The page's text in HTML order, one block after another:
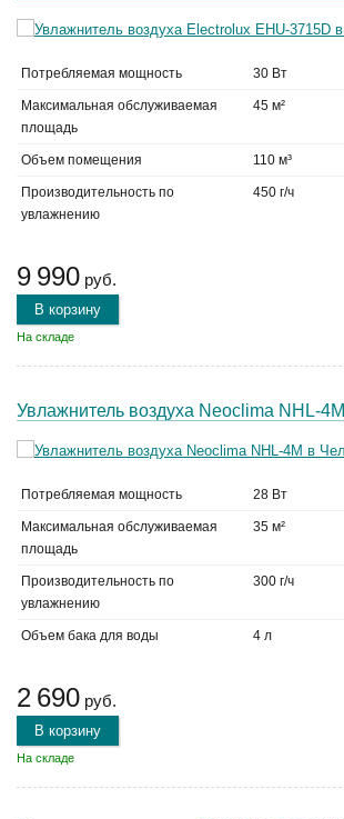
Потребляемая мощность 30 Вт
Максимальная обслуживаемая
площадь
45 м²
Объем помещения 110 м³
Производительность по
увлажнению
450 г/ч
9 990 руб.
В корзину
На складе
Увлажнитель воздуха Neoclima NHL-4M
Потребляемая мощность 28 Вт
Максимальная обслуживаемая
площадь
35 м²
Производительность по
увлажнению
300 г/ч
Объем бака для воды 4 л
2 690 руб.
В корзину
На складе